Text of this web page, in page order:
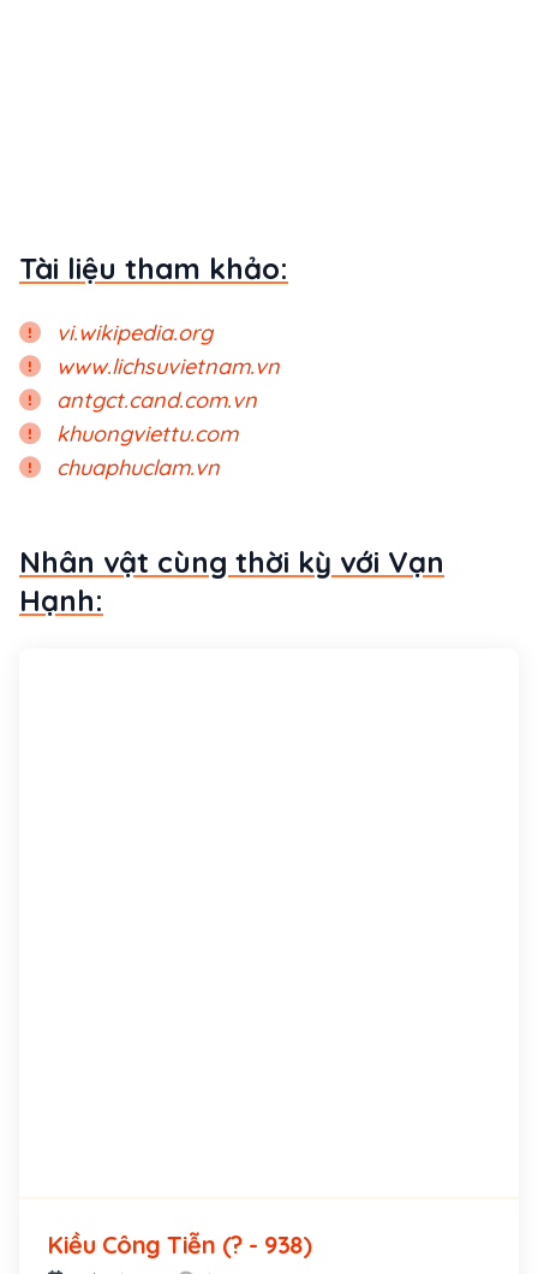
Tài liệu tham khảo:
vi.wikipedia.org
www.lichsuvietnam.vn
antgct.cand.com.vn
khuongviettu.com
chuaphuclam.vn
Nhân vật cùng thời kỳ với Vạn
Hạnh:
Kiều Công Tiễn (? - 938)